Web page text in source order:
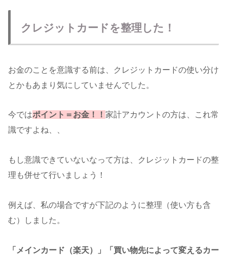
クレジットカードを整理した！
お金のことを意識する前は、クレジットカードの使い分け
とかもあまり気にしていませんでした。
今ではポイント＝お金！！ 家計アカウントの方は、これ常
識ですよね、、
もし意識できていないなって方は、クレジットカードの整
理も併せて行いましょう！
例えば、私の場合ですが下記のように整理（使い方も含
む）しました。
「メインカード（楽天）」「買い物先によって変えるカー